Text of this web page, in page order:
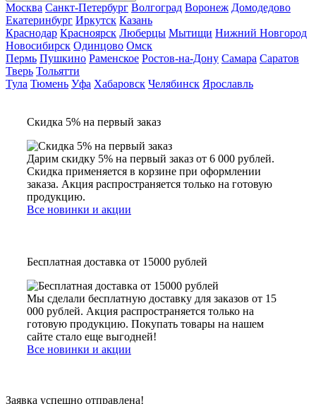
Москва Санкт-Петербург Волгоград Воронеж Домодедово
Екатеринбург Иркутск Казань
Краснодар Красноярск Люберцы Мытищи Нижний Новгород
Новосибирск Одинцово Омск
Пермь Пушкино Раменское Ростов-на-Дону Самара Саратов
Тверь Тольятти
Тула Тюмень Уфа Хабаровск Челябинск Ярославль
Скидка 5% на первый заказ
Дарим скидку 5% на первый заказ от 6 000 рублей.
Скидка применяется в корзине при оформлении
заказа. Акция распространяется только на готовую
продукцию.
Все новинки и акции
Бесплатная доставка от 15000 рублей
Мы сделали бесплатную доставку для заказов от 15
000 рублей. Акция распространяется только на
готовую продукцию. Покупать товары на нашем
сайте стало еще выгодней!
Все новинки и акции
Заявка успешно отправлена!